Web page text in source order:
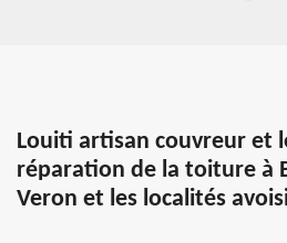
Louiti artisan couvreur et
réparation de la toiture à
Veron et les localités